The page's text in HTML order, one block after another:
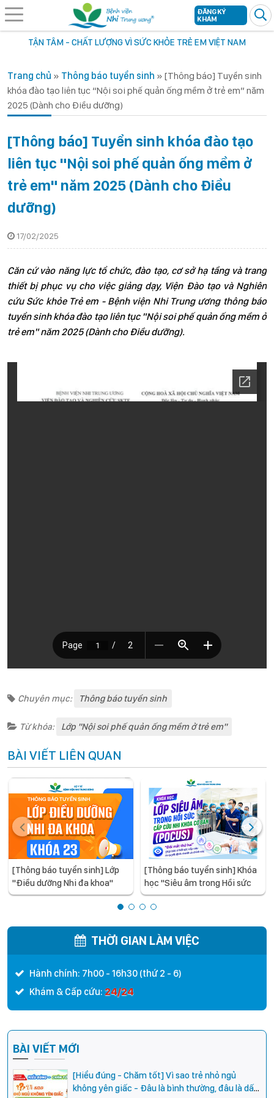
TẬN TÂM - CHẤT LƯỢNG VÌ SỨC KHỎE TRẺ EM VIỆT NAM
ĐĂNG KÝ
KHÁM
Trang chủ » Thông báo tuyển sinh » [Thông báo] Tuyển sinh
khóa đào tạo liên tục “Nội soi phế quản ống mềm ở trẻ em” năm
2025 (Dành cho Điều dưỡng)
[Thông báo] Tuyển sinh khóa đào tạo
liên tục "Nội soi phế quản ống mềm ở
trẻ em" năm 2025 (Dành cho Điều
dưỡng)
17/02/2025
Căn cứ vào năng lực tổ chức, đào tạo, cơ sở hạ tầng và trang
thiết bị phục vụ cho việc giảng dạy, Viện Đào tạo và Nghiên
cứu Sức khỏe Trẻ em - Bệnh viện Nhi Trung ương thông báo
tuyển sinh khóa đào tạo liên tục "Nội soi phế quản ống mềm ở
trẻ em" năm 2025 (Dành cho Điều dưỡng).
Chuyên mục: Thông báo tuyển sinh
Từ khóa: Lớp "Nội soi phế quản ống mềm ở trẻ em"
BÀI VIẾT LIÊN QUAN
[Thông báo tuyển sinh] Lớp
"Điều dưỡng Nhi đa khoa"
khóa 23, năm học 2026
[Thông báo tuyển sinh] Khóa
học "Siêu âm trong Hồi sức
cấp cứu Nhi khoa cơ bản"
THỜI GIAN LÀM VIỆC
Hành chính: 7h00 - 16h30 (thứ 2 - 6)
Khám & Cấp cứu: 24/24
BÀI VIẾT MỚI
[Hiểu đúng - Chăm tốt] Vì sao trẻ nhỏ ngủ
không yên giấc - Đâu là bình thường, đâu là dấu